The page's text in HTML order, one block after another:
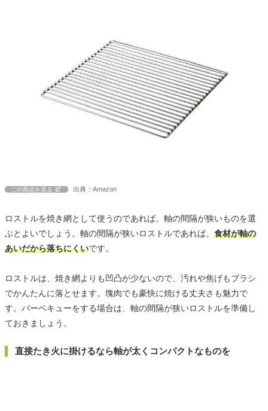
この商品を見る 出典：Amazon
ロストルを焼き網として使うのであれば、軸の間隔が狭いものを選
ぶとよいでしょう。軸の間隔が狭いロストルであれば、 食材が軸の
あいだから落ちにくいです。
ロストルは、焼き網よりも凹凸が少ないので、汚れや焦げもブラシ
でかんたんに落とせます。塊肉でも豪快に焼ける丈夫さも魅力で
す。バーベキューをする場合は、軸の間隔が狭いロストルを準備し
ておきましょう。
直接たき火に掛けるなら軸が太くコンパクトなものを